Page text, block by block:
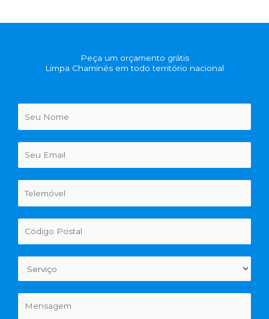
Peça um orçamento grátis
Limpa Chaminés em todo território nacional